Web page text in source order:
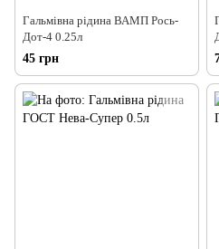
Гальмівна рідина ВАМП Рось-
Дот-4 0.25л
45 грн